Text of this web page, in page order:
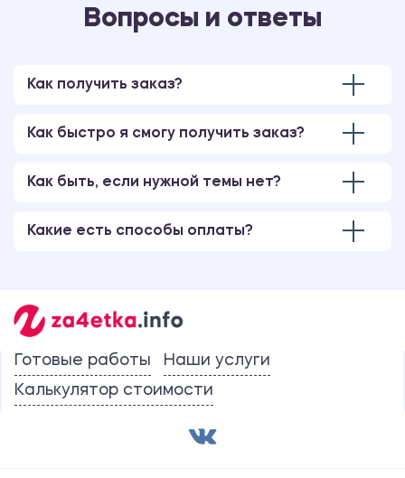
Вопросы и ответы
Как получить заказ?
Как быстро я смогу получить заказ?
Как быть, если нужной темы нет?
Какие есть способы оплаты?
Готовые работы
Наши услуги
Калькулятор стоимости